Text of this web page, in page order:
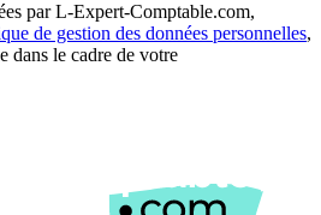
par L-Expert-Comptable.com,
de gestion des données personnelles,
dans le cadre de votre